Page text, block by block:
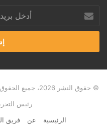
بريدك
الإلكتروني
© حقوق النشر 2026، جميع الحقوق محفوظة |
رئيس
الرئيسية
عن فريق